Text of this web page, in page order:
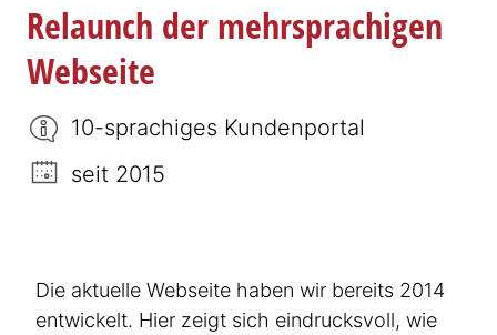
Relaunch der mehrsprachigen
Webseite
10-sprachiges Kundenportal
seit 2015
Die aktuelle Webseite haben wir bereits 2014
entwickelt. Hier zeigt sich eindrucksvoll, wie